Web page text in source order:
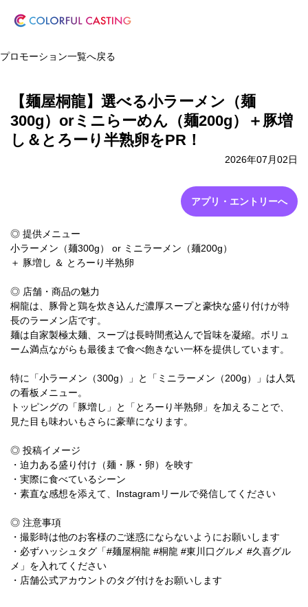
プロモーション一覧へ戻る
【麺屋桐龍】選べる小ラーメン（麺
300g）orミニらーめん（麺200g）＋豚増
し＆とろーり半熟卵をPR！
2026年07月02日
アプリ・エントリーへ
◎ 提供メニュー
小ラーメン（麺300g） or ミニラーメン（麺200g）
＋ 豚増し ＆ とろーり半熟卵
◎ 店舗・商品の魅力
桐龍は、豚骨と鶏を炊き込んだ濃厚スープと豪快な盛り付けが特
長のラーメン店です。
麺は自家製極太麺、スープは長時間煮込んで旨味を凝縮。ボリュ
ーム満点ながらも最後まで食べ飽きない一杯を提供しています。
特に「小ラーメン（300g）」と「ミニラーメン（200g）」は人気
の看板メニュー。
トッピングの「豚増し」と「とろーり半熟卵」を加えることで、
見た目も味わいもさらに豪華になります。
◎ 投稿イメージ
・迫力ある盛り付け（麺・豚・卵）を映す
・実際に食べているシーン
・素直な感想を添えて、Instagramリールで発信してください
◎ 注意事項
・撮影時は他のお客様のご迷惑にならないようにお願いします
・必ずハッシュタグ「#麺屋桐龍 #桐龍 #東川口グルメ #久喜グル
メ」を入れてください
・店舗公式アカウントのタグ付けをお願いします